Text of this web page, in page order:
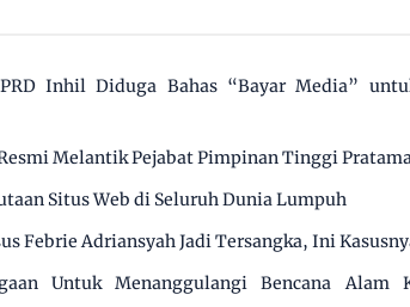
Inhil Diduga Bahas “Bayar Media”
Melantik Pejabat Pimpinan Tinggi
Situs Web di Seluruh Dunia Lumpuh
Febrie Adriansyah Jadi Tersangka, Ini
Untuk Menanggulangi Bencana Alam